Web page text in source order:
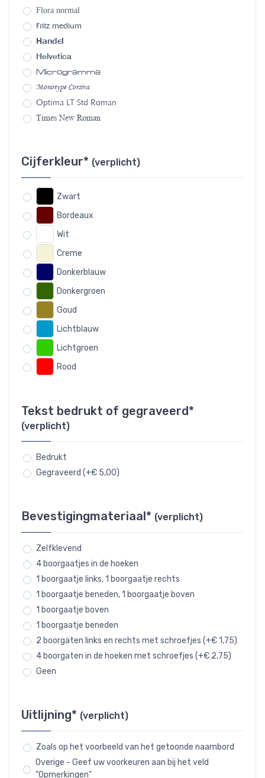
Flora normal
Fritz medium
Handel
Helvetica
Microgramma
Monotype Corsiva
Optima LT Std Roman
Times New Roman
Cijferkleur* (verplicht)
Zwart
Bordeaux
Wit
Creme
Donkerblauw
Donkergroen
Goud
Lichtblauw
Lichtgroen
Rood
Tekst bedrukt of gegraveerd*
(verplicht)
Bedrukt
Gegraveerd (+€ 5,00)
Bevestigingmateriaal* (verplicht)
Zelfklevend
4 boorgaatjes in de hoeken
1 boorgaatje links, 1 boorgaatje rechts
1 boorgaatje beneden, 1 boorgaatje boven
1 boorgaatje boven
1 boorgaatje beneden
2 boorgaten links en rechts met schroefjes (+€ 1,75)
4 boorgaten in de hoeken met schroefjes (+€ 2,75)
Geen
Uitlijning* (verplicht)
Zoals op het voorbeeld van het getoonde naambord
Overige - Geef uw voorkeuren aan bij het veld
"Opmerkingen"